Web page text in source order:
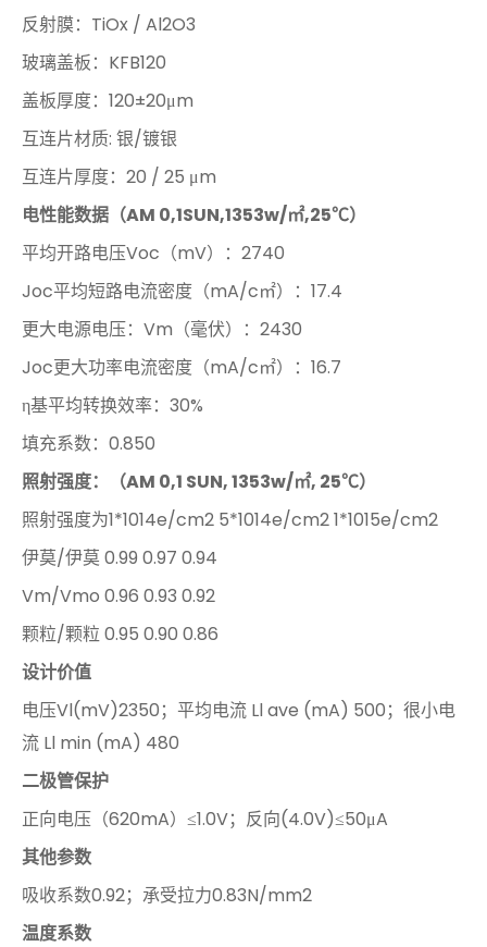
反射膜：TiOx / Al2O3
玻璃盖板：KFB120
盖板厚度：120±20μm
互连片材质: 银/镀银
互连片厚度：20 / 25 μm
电性能数据（AM 0,1SUN,1353w/㎡,25℃）
平均开路电压Voc（mV）：2740
Joc平均短路电流密度（mA/c㎡）：17.4
更大电源电压：Vm（毫伏）：2430
Joc更大功率电流密度（mA/c㎡）：16.7
η基平均转换效率：30%
填充系数：0.850
照射强度：（AM 0,1 SUN, 1353w/㎡, 25℃）
照射强度为1*1014e/cm2 5*1014e/cm2 1*1015e/cm2
伊莫/伊莫 0.99 0.97 0.94
Vm/Vmo 0.96 0.93 0.92
颗粒/颗粒 0.95 0.90 0.86
设计价值
电压Vl(mV)2350；平均电流 Ll ave (mA) 500；很小电
流 Ll min (mA) 480
二极管保护
正向电压（620mA）≤1.0V；反向(4.0V)≤50μA
其他参数
吸收系数0.92；承受拉力0.83N/mm2
温度系数